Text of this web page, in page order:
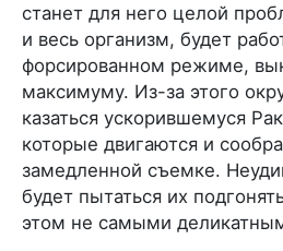
станет для него целой
и весь организм, будет
форсированном режиме,
максимуму. Из-за этого
казаться ускорившемуся
которые двигаются и
замедленной съемке.
будет пытаться их
этом не самыми